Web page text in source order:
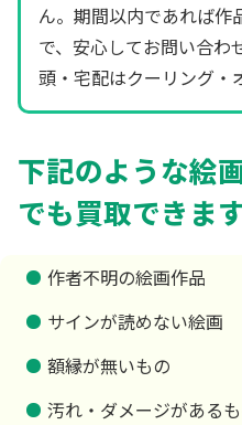
ん。期間以内であれば作
で、安心してお問い合
頭・宅配はクーリング・
下記のような絵
でも買取できま
作者不明の絵画作品
サインが読めない絵画
額縁が無いもの
汚れ・ダメージがある